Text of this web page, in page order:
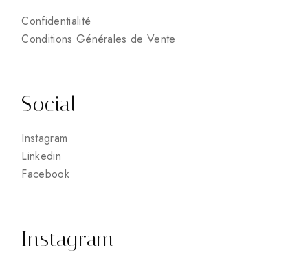
Confidentialité
Conditions Générales de Vente
Social
Instagram
Linkedin
Facebook
Instagram